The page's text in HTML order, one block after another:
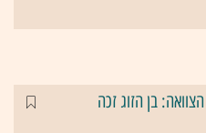
בן הזוג זכה